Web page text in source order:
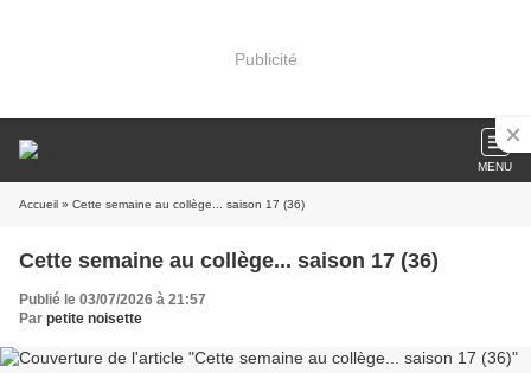
Publicité
MENU
Accueil » Cette semaine au collège... saison 17 (36)
Cette semaine au collège... saison 17 (36)
Publié le 03/07/2026 à 21:57
Par petite noisette